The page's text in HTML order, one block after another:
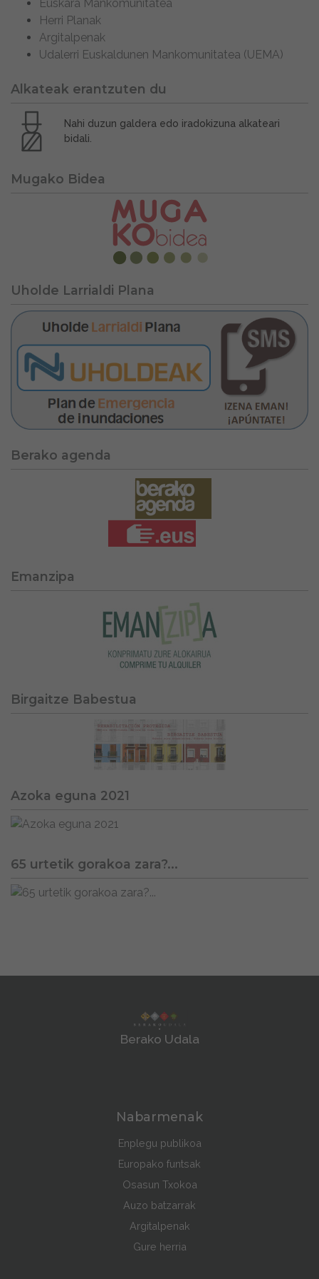
Euskara Mankomunitatea
Herri Planak
Argitalpenak
Udalerri Euskaldunen Mankomunitatea (UEMA)
Alkateak erantzuten du
Nahi duzun galdera edo iradokizuna alkateari
bidali.
Mugako Bidea
Uholde Larrialdi Plana
Berako agenda
Emanzipa
Birgaitze Babestua
Azoka eguna 2021
65 urtetik gorakoa zara?...
Berako Udala
Nabarmenak
Enplegu publikoa
Europako funtsak
Osasun Txokoa
Auzo batzarrak
Argitalpenak
Gure herria